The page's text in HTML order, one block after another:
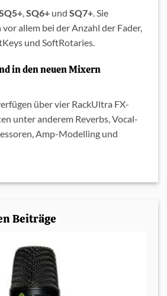
,SQ6+ und SQ7+. Sie
allem bei der Anzahl der Fader,
und SoftRotaries.
in den neuen Mixern
über vier RackUltra FX-
unter anderem Reverbs, Vocal-
Amp-Modelling und
Beiträge